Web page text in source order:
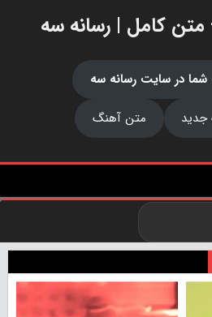
متن کامل | رسانه سه
در سایت رسانه سه
جدید
متن آهنگ